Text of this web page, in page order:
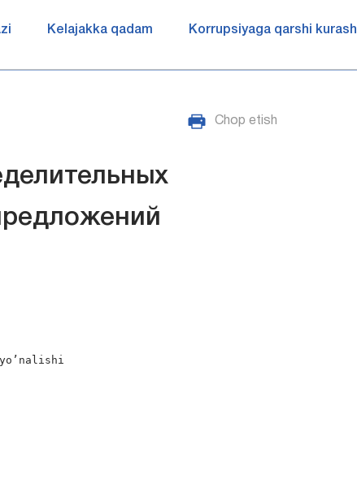
Kelajakka qadam Korrupsiyaga qarshi kurash
Chop etish